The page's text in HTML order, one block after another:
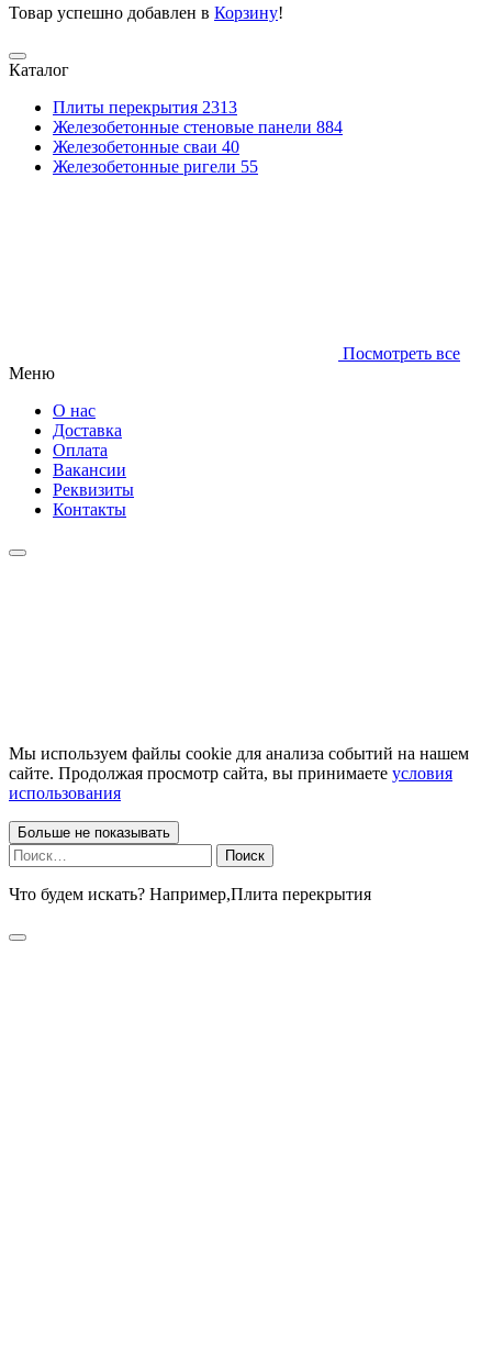
Товар успешно добавлен в Корзину!
Каталог
Плиты перекрытия 2313
Железобетонные стеновые панели 884
Железобетонные сваи 40
Железобетонные ригели 55
Посмотреть все
Меню
О нас
Доставка
Оплата
Вакансии
Реквизиты
Контакты
Мы используем файлы cookie для анализа событий на нашем
сайте. Продолжая просмотр сайта, вы принимаете условия
использования
Больше не показывать
Найти:
Что будем искать? Например,Плита перекрытия